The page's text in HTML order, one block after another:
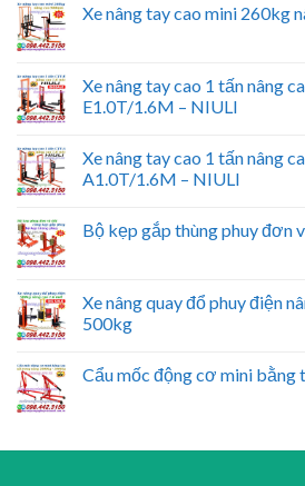
Xe nâng tay cao mini 260kg
Xe nâng tay cao 1 tấn nâng
E1.0T/1.6M – NIULI
Xe nâng tay cao 1 tấn nâng
A1.0T/1.6M – NIULI
Bộ kẹp gắp thùng phuy đơn
Xe nâng quay đổ phuy điện
500kg
Cẩu mốc động cơ mini bằng